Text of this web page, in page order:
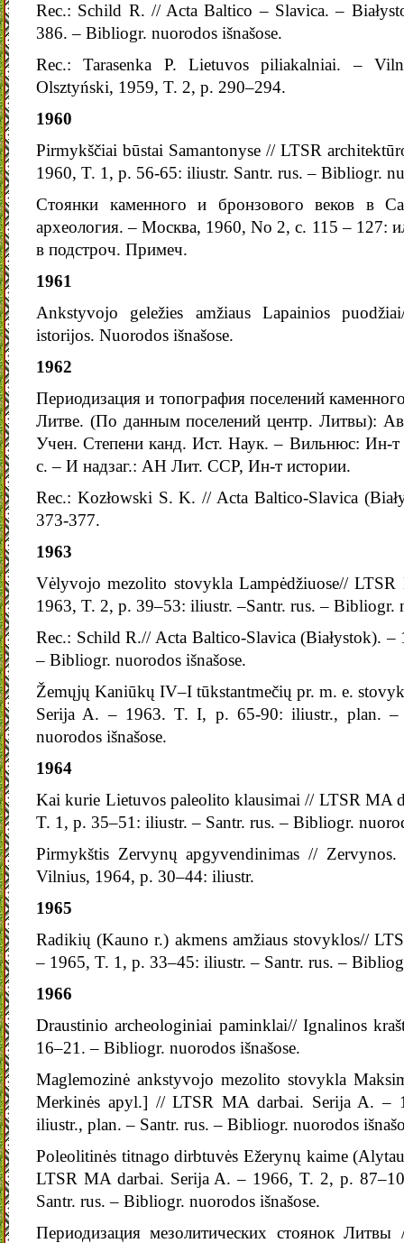
Rec.: Schild R. // Acta Baltico – Slavica. –
386. – Bibliogr. nuorodos išnašose.
Rec.: Tarasenka P. Lietuvos piliakalniai. –
Olsztyński, 1959, T. 2, p. 290–294.
1960
Pirmykščiai būstai Samantonyse // LTSR
1960, T. 1, p. 56-65: iliustr. Santr. rus. – Bibliogr.
Стоянки каменного и бронзового веков в
археология. – Москва, 1960, No 2, с. 115 – 127:
в подстроч. Примеч.
1961
Ankstyvojo geležies amžiaus Lapainios
istorijos. Nuorodos išnašose.
1962
Периодизация и топография поселений
Литве. (По данным поселений центр. Литвы):
Учен. Степени канд. Ист. Наук. – Вильнюс: Ин-
с. – И надзаг.: АН Лит. ССР, Ин-т истории.
Rec.: Kozłowski S. K. // Acta Baltico-Slavica
373-377.
1963
Vėlyvojo mezolito stovykla Lampėdžiuose//
1963, T. 2, p. 39–53: iliustr. –Santr. rus. – Bibliogr.
Rec.: Schild R.// Acta Baltico-Slavica (Białystok).
– Bibliogr. nuorodos išnašose.
Žemųjų Kaniūkų IV–I tūkstantmečių pr. m. e.
Serija A. – 1963. T. I, p. 65-90: iliustr., plan. –
nuorodos išnašose.
1964
Kai kurie Lietuvos paleolito klausimai // LTSR MA
T. 1, p. 35–51: iliustr. – Santr. rus. – Bibliogr.
Pirmykštis Zervynų apgyvendinimas //
Vilnius, 1964, p. 30–44: iliustr.
1965
Radikių (Kauno r.) akmens amžiaus stovyklos//
– 1965, T. 1, p. 33–45: iliustr. – Santr. rus. –
1966
Draustinio archeologiniai paminklai// Ignalinos
16–21. – Bibliogr. nuorodos išnašose.
Maglemozinė ankstyvojo mezolito stovykla
Merkinės apyl.] // LTSR MA darbai. Serija A. –
iliustr., plan. – Santr. rus. – Bibliogr. nuorodos
Poleolitinės titnago dirbtuvės Ežerynų kaime
LTSR MA darbai. Serija A. – 1966, T. 2, p.
Santr. rus. – Bibliogr. nuorodos išnašose.
Периодизация мезолитических стоянок